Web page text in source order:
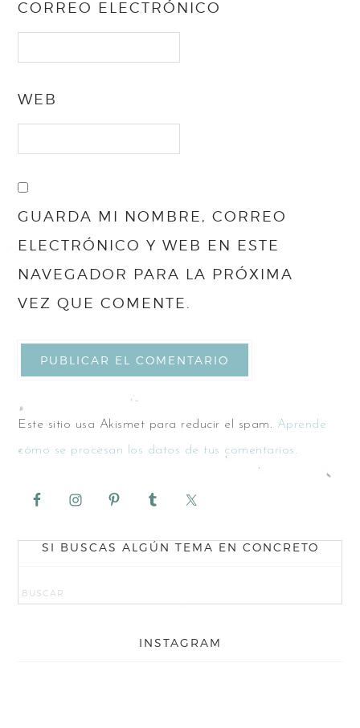
CORREO ELECTRÓNICO
WEB
GUARDA MI NOMBRE, CORREO
ELECTRÓNICO Y WEB EN ESTE
NAVEGADOR PARA LA PRÓXIMA
VEZ QUE COMENTE.
Este sitio usa Akismet para reducir el spam. Aprende
cómo se procesan los datos de tus comentarios.
SI BUSCAS ALGÚN TEMA EN CONCRETO
INSTAGRAM